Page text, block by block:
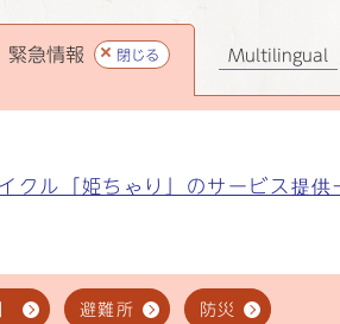
緊急情報 閉じる
クル「姫ちゃり」のサービス提供
避難所 防災
Multilingual